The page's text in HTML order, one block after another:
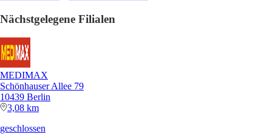
Nächstgelegene Filialen
MEDIMAX
Schönhauser Allee 79
10439 Berlin
3,08 km
geschlossen